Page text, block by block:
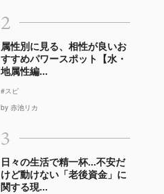
2
属性別に見る、相性が良いお
すすめパワースポット【水・
地属性編...
#スピ
by 赤池リカ
3
日々の生活で精一杯…不安だ
けど動けない「老後資金」に
関する現...